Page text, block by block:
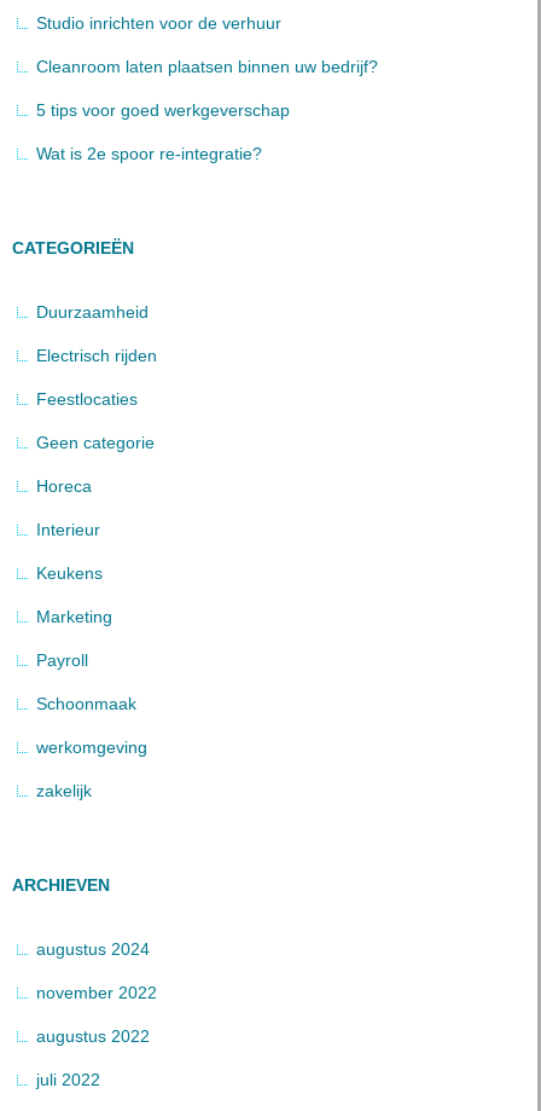
Studio inrichten voor de verhuur
Cleanroom laten plaatsen binnen uw bedrijf?
5 tips voor goed werkgeverschap
Wat is 2e spoor re-integratie?
CATEGORIEËN
Duurzaamheid
Electrisch rijden
Feestlocaties
Geen categorie
Horeca
Interieur
Keukens
Marketing
Payroll
Schoonmaak
werkomgeving
zakelijk
ARCHIEVEN
augustus 2024
november 2022
augustus 2022
juli 2022